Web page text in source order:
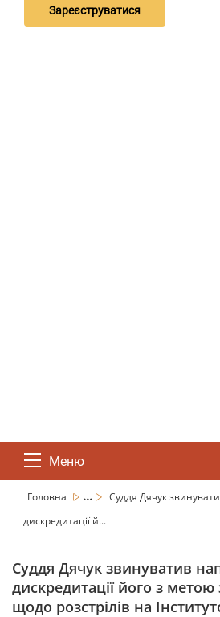
Зареєструватися
Меню
Головна ...
Суддя Дячук
дискредитації й...
Суддя Дячук звинуватив
дискредитації його з метою
щодо розстрілів на